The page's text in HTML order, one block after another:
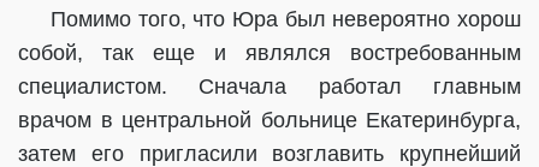
Помимо того, что Юра был невероятно хорош
собой, так еще и являлся востребованным
специалистом. Сначала работал главным
врачом в центральной больнице Екатеринбурга,
затем его пригласили возглавить крупнейший